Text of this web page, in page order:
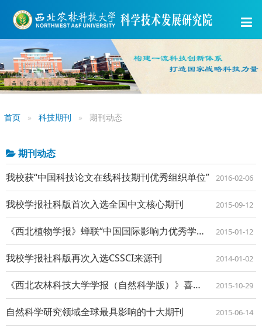
首页 科技期刊 期刊动态
期刊动态
我校获“中国科技论文在线科技期刊优秀组织单位”
2016-02-06
我校学报社科版首次入选全国中文核心期刊 2015-09-12
《西北植物学报》蝉联“中国国际影响力优秀学术期刊” 2015-01-12
我校学报社科版再次入选CSSCI来源刊 2014-01-02
《西北农林科技大学学报（自然科学版）》喜获“2014年百种中国杰出学术期刊” 2015-10-29
自然科学研究领域全球最具影响的十大期刊 2015-06-14